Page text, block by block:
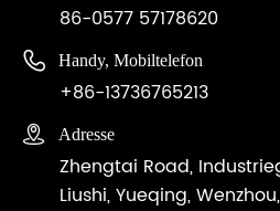
86-0577 57178620
 Handy, Mobiltelefon
+86-13736765213
 Adresse
Zhengtai Road,
Liushi, Yueqing,